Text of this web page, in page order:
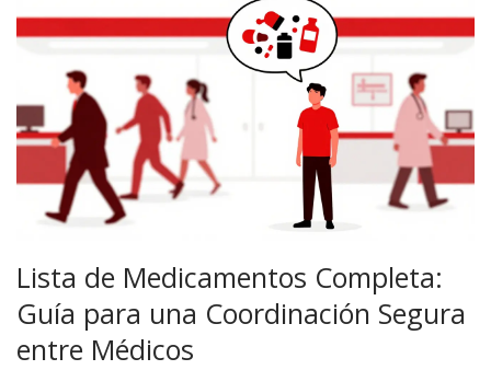
Lista de Medicamentos Completa:
Guía para una Coordinación Segura
entre Médicos